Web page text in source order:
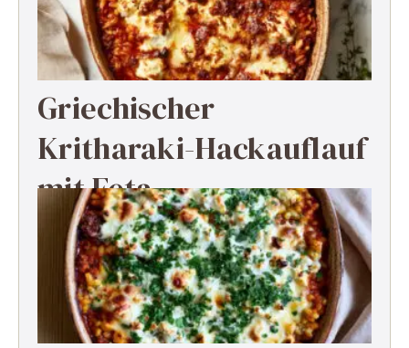
Griechischer
Kritharaki-Hackauflauf
mit Feta